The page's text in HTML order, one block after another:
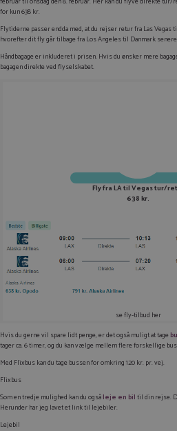
for kun 638 kr.
Flytiderne passer endda med, at du rejser retur fra Las Vegas
hvorefter dit fly går tilbage fra Los Angeles til Danmark
Håndbagage er inkluderet i prisen. Hvis du ønsker mere
bagagen direkte ved flyselskabet.
Fly fra LA til Vegas tur/
638 kr.
se fly-tilbud her
Hvis du gerne vil spare lidt penge, er det også muligt at tage
tager ca. 6 timer, og du kan vælge mellem flere forskellige
Med Flixbus kan du tage bussen for omkring 120 kr. pr. vej.
Flixbus
Som en tredje mulighed kan du ogsåleje en biltil din rejse.
Herunder har jeg lavet et link til lejebiler.
Lejebil